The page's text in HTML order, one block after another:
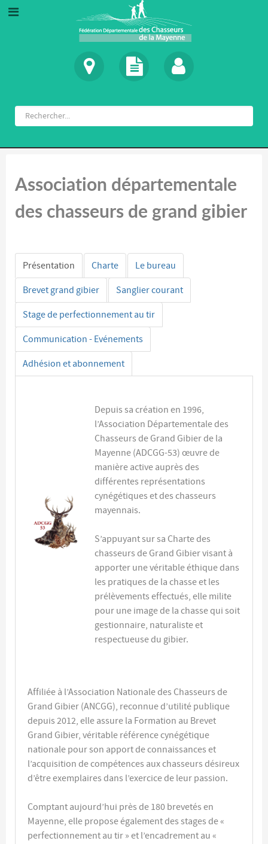
Association départementale
des chasseurs de grand gibier
Présentation Charte Le bureau
Brevet grand gibier Sanglier courant
Stage de perfectionnement au tir
Communication - Evénements
Adhésion et abonnement
Depuis sa création en 1996,
l’Association Départementale des
Chasseurs de Grand Gibier de la
Mayenne (ADCGG-53) œuvre de
manière active auprès des
différentes représentations
cynégétiques et des chasseurs
mayennais.
S’appuyant sur sa Charte des
chasseurs de Grand Gibier visant à
apporter une véritable éthique dans
les pratiques de la chasse et les
prélèvements effectués, elle milite
pour une image de la chasse qui soit
gestionnaire, naturaliste et
respectueuse du gibier.
Affiliée à l’Association Nationale des Chasseurs de
Grand Gibier (ANCGG), reconnue d’utilité publique
depuis 2012, elle assure la Formation au Brevet
Grand Gibier, véritable référence cynégétique
nationale pour son apport de connaissances et
l’acquisition de compétences aux chasseurs désireux
d’être exemplaires dans l’exercice de leur passion.
Comptant aujourd’hui près de 180 brevetés en
Mayenne, elle propose également des stages de «
perfectionnement au tir » et l’encadrement au «